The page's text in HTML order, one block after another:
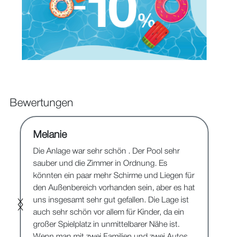
Bewertungen
Melanie
Die Anlage war sehr schön . Der Pool sehr
sauber und die Zimmer in Ordnung. Es
könnten ein paar mehr Schirme und Liegen für
den Außenbereich vorhanden sein, aber es hat
uns insgesamt sehr gut gefallen. Die Lage ist
auch sehr schön vor allem für Kinder, da ein
großer Spielplatz in unmittelbarer Nähe ist.